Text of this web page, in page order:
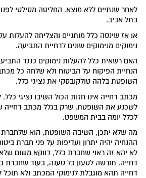
לאחר שנתיים ללא מוצא, החליטה מסילטי
בתל אביב.
או אז שינסה כלל מותניים והצליחה להעלות
נימוקים מנימוקים שונים לדחיית התביעה.
האם רשאית כלל להעלות נימוקים כנגד
הנחיית הפיקוח על הביטוח ולא שלחה כל
השופטת בלהה טולקובסקי את נציגי כלל.
מכתב דחייה אינו חזות הכול השיבו נציגי כלל.
לשכנע את השופטת, שרק בגלל מכתב דחייה
לכלל יומה בבית המשפט.
מה שלא יתכן, השיבה השופטת, הוא
ההנחיה יהיה יתרון ועדיפות על פני חברת
לא יהא זה ראוי שחברת כלל, דווקא משום
דחייה, תורשה לטעון כל טענה, בעוד
דחייה תהא מוגבלת לנימוקי המכתב ולא תוכל